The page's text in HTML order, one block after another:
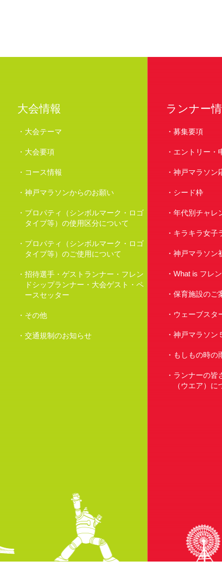
大会情報
大会テーマ
大会要項
コース情報
神戸マラソンからのお願い
プロパティ（シンボルマーク・ロゴ
タイプ等）の使用区分について
プロパティ（シンボルマーク・ロゴ
タイプ等）のご使用について
招待選手・ゲストランナー・フレン
ドシップランナー・大会ゲスト・ペ
ースセッター
その他
交通規制のお知らせ
ランナー
募集要項
エントリー・
神戸マラソン
シード枠
年代別チャレ
キラキラ女子
神戸マラソン
What is フレ
保育施設のご
ウェーブスタ
神戸マラソン
もしもの時の
ランナーの皆
（ウエア）に